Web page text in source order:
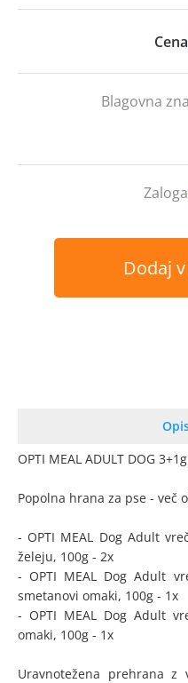
Blagovna
Dodaj
OPTI MEAL ADULT DOG
Popolna hrana za pse - več
- OPTI MEAL Dog Adult
želeju, 100g - 2x
- OPTI MEAL Dog Adult
smetanovi omaki, 100g - 1x
- OPTI MEAL Dog Adult
omaki, 100g - 1x
Uravnotežena prehrana z